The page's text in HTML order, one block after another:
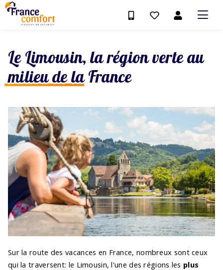
Le Limousin, la région verte au
milieu de la France
Sur la route des vacances en France, nombreux sont ceux
qui la traversent: le Limousin, l'une des régions les plus